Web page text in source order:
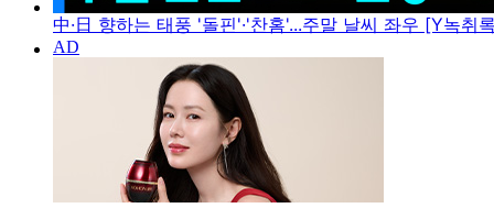
中·日 향하는 태풍 '돌핀'·'찬홈'...주말 날씨 좌우 [Y녹취